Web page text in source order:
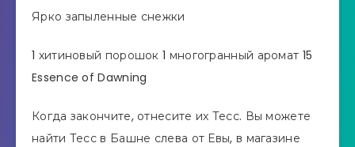
Ярко запыленные снежки
1 хитиновый порошок 1 многогранный аромат 15
Essence of Dawning
Когда закончите, отнесите их Тесс. Вы можете
найти Тесс в Башне слева от Евы, в магазине